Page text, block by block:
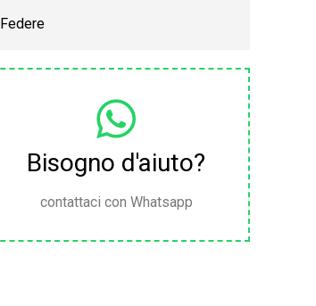
Federe
Bisogno d'aiuto?
contattaci con Whatsapp